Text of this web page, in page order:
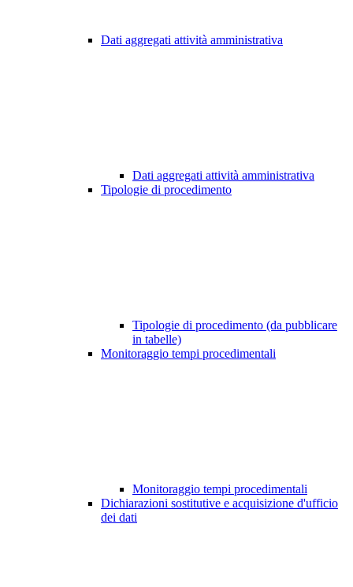
Dati aggregati attività amministrativa
Dati aggregati attività amministrativa
Tipologie di procedimento
Tipologie di procedimento (da pubblicare
in tabelle)
Monitoraggio tempi procedimentali
Monitoraggio tempi procedimentali
Dichiarazioni sostitutive e acquisizione d'ufficio
dei dati